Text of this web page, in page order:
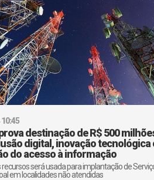
destinação de R$ 500
digital, inovação tecnológica
do acesso à informação
será usada para implantação de
em localidades não atendidas